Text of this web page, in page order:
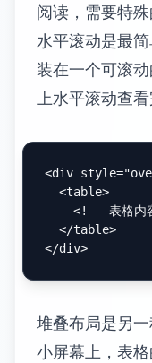
</table>
嵌套表格虽然
另一个完整的
织。
表格样式定制
段。通过内联
制表格的颜色
<table style=
<tr style=